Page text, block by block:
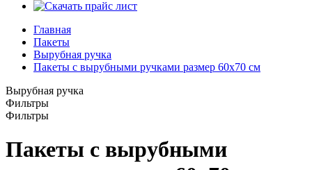
Главная
Пакеты
Вырубная ручка
Пакеты с вырубными ручками размер 60x70 см
Вырубная ручка
Фильтры
Фильтры
Пакеты с вырубными